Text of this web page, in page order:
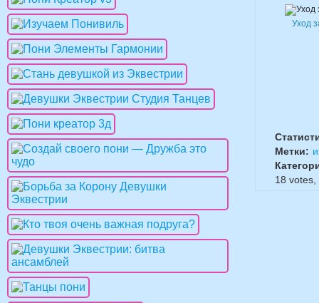
Уход
Метки:
18